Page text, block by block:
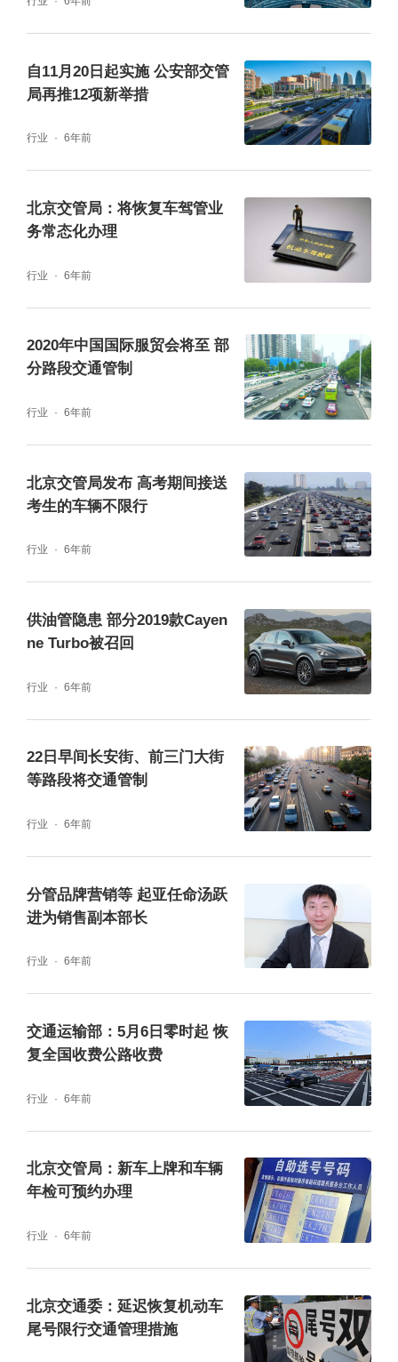
2020年5月19日零时至2020年5月30日24时，
本市部分道路将采取以下交通管理措施：
前门东大街（正义路至台基厂大街之间西向东
辅路除外）、前门西大街、前门东路、北新华
街、西交民巷、东交民巷（广场东侧路至台基
段）、东单三条（王府井大街至校尉胡同
段）、大纱帽胡同、东华门大街，禁止外省、
全天禁止运载危险化学品（含剧毒化学品）车
辆在本市行政区域内道路行驶。保障城市生产
生活必需品运输，确需进入禁限区域道路行驶
的运载危险化学品车辆，经市交通委员会、市
应急管理局、市公安局公安交通管理局联合备
案后（备案方式：登录北京市运载危险化学品
oyun.cn进行备案），按照规定的行驶路线通
行。
工作日早晚高峰城区交通压力大，各条环路和
影响通行的情况也时有发生，建议市民朋友错
峰出行、乘坐地铁等公共交通工具或骑自行
车。 特别提示司机朋友驾车时应集中精神、守
法驾驶，不超速、不逆行、不随意并线、不走
应急车道和公交车道、不使用手机，防范事故
发生，保障安全畅通。
商会议第十三届全国委员会第三次会议将于5
月21日开幕，会议期间，将对部分道路适时采
取临时交通管理措施，交管部门将提前通过“北
屏、导航软件等渠道发布路况提示信息，请驾
车的市民朋友在出行前及时关注交管部门发布
自11月20日起实施 公安部交管
局再推12项新举措
行业 6年前
北京交管局：将恢复车驾管业
务常态化办理
行业 6年前
2020年中国国际服贸会将至 部
分路段交通管制
行业 6年前
北京交管局发布 高考期间接送
考生的车辆不限行
行业 6年前
供油管隐患 部分2019款Cayen
ne Turbo被召回
行业 6年前
22日早间长安街、前三门大街
等路段将交通管制
行业 6年前
分管品牌营销等 起亚任命汤跃
进为销售副本部长
行业 6年前
交通运输部：5月6日零时起 恢
复全国收费公路收费
行业 6年前
北京交管局：新车上牌和车辆
年检可预约办理
行业 6年前
北京交通委：延迟恢复机动车
尾号限行交通管理措施